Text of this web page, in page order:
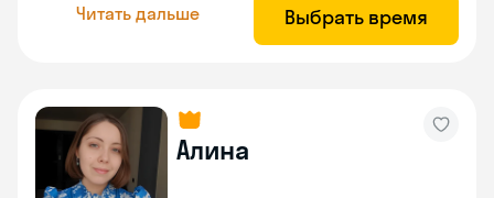
Читать дальше Выбрать время
Алина